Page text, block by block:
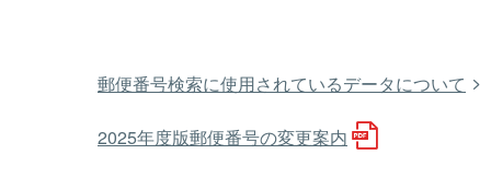
郵便番号検索に使用されているデータについて
2025年度版郵便番号の変更案内